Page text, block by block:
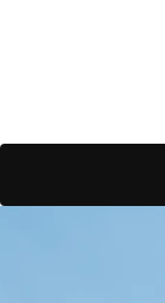
Fortsæt
indhold